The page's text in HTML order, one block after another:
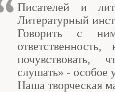
Писателей и
Литературный
Говорить с
почувствовать,
слушать» - особое
Наша творческая